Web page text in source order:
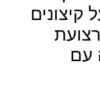
קיצונים
עם